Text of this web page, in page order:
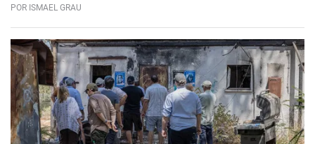
POR ISMAEL GRAU